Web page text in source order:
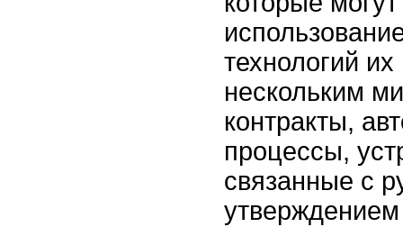
технологий
нескольким
контракты,
процессы,
связанные с